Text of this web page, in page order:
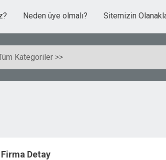
Neden üye olmalı? Sitemizin
Firma Detay